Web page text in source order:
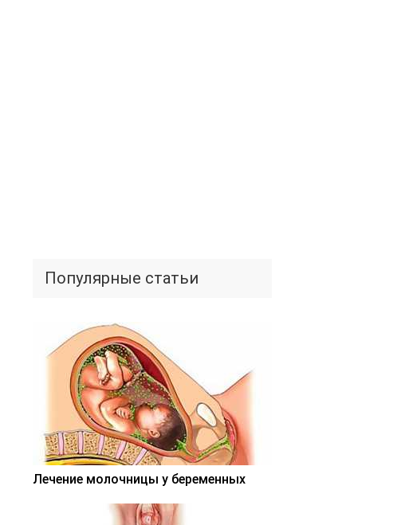
Популярные статьи
Лечение молочницы у беременных